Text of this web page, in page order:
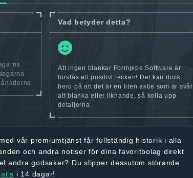
Vad betyder detta?
Att ingen blankar Formpipe Software är
förstås ett positivt tecken! Det kan dock
bero på att det är en liten aktie som är svår
att blanka eller liknande, så kolla upp
detaljerna.
vår premiumtjänst fårfullständig historik i alla
och andra notiser för dina favoritbolag direkt
andra godsaker? Du slipper dessutom störande
i 14 dagar!